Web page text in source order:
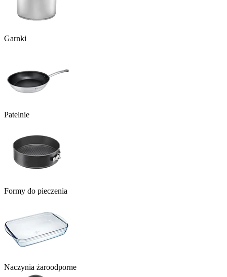
Garnki
Patelnie
Formy do pieczenia
Naczynia żaroodporne